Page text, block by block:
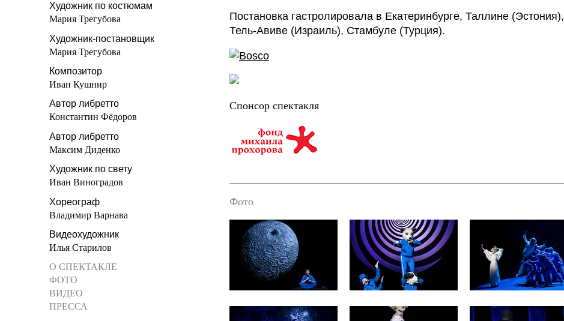
Художник по костюмам
Мария Трегубова
Художник-постановщик
Мария Трегубова
Композитор
Иван Кушнир
Автор либретто
Константин Фёдоров
Автор либретто
Максим Диденко
Художник по свету
Иван Виноградов
Хореограф
Владимир Варнава
Видеохудожник
Илья Старилов
О СПЕКТАКЛЕ
ФОТО
ВИДЕО
ПРЕССА
Постановка гастролировала в Екатеринбурге, Таллине (Эстония),
Тель-Авиве (Израиль), Стамбуле (Турция).
Cпонсор спектакля
Фото